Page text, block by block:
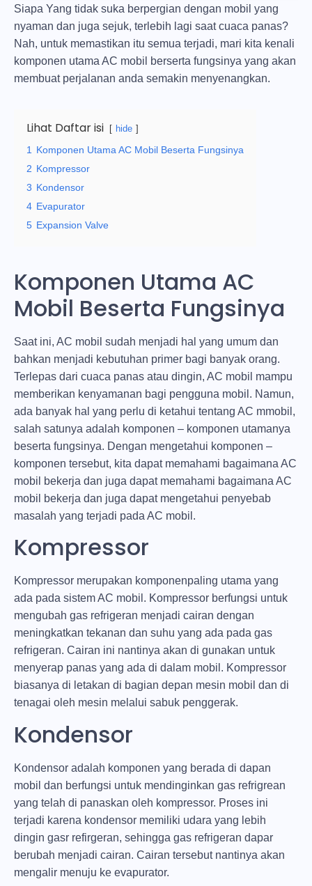
Siapa Yang tidak suka berpergian dengan mobil yang
nyaman dan juga sejuk, terlebih lagi saat cuaca panas?
Nah, untuk memastikan itu semua terjadi, mari kita kenali
komponen utama AC mobil berserta fungsinya yang akan
membuat perjalanan anda semakin menyenangkan.
Lihat Daftar isi hide
1
Komponen Utama AC Mobil Beserta Fungsinya
2 Kompressor
3 Kondensor
4 Evapurator
5 Expansion Valve
Komponen Utama AC
Mobil Beserta Fungsinya
Saat ini, AC mobil sudah menjadi hal yang umum dan
bahkan menjadi kebutuhan primer bagi banyak orang.
Terlepas dari cuaca panas atau dingin, AC mobil mampu
memberikan kenyamanan bagi pengguna mobil. Namun,
ada banyak hal yang perlu di ketahui tentang AC mmobil,
salah satunya adalah komponen – komponen utamanya
beserta fungsinya. Dengan mengetahui komponen –
komponen tersebut, kita dapat memahami bagaimana AC
mobil bekerja dan juga dapat memahami bagaimana AC
mobil bekerja dan juga dapat mengetahui penyebab
masalah yang terjadi pada AC mobil.
Kompressor
Kompressor merupakan komponenpaling utama yang
ada pada sistem AC mobil. Kompressor berfungsi untuk
mengubah gas refrigeran menjadi cairan dengan
meningkatkan tekanan dan suhu yang ada pada gas
refrigeran. Cairan ini nantinya akan di gunakan untuk
menyerap panas yang ada di dalam mobil. Kompressor
biasanya di letakan di bagian depan mesin mobil dan di
tenagai oleh mesin melalui sabuk penggerak.
Kondensor
Kondensor adalah komponen yang berada di dapan
mobil dan berfungsi untuk mendinginkan gas refrigrean
yang telah di panaskan oleh kompressor. Proses ini
terjadi karena kondensor memiliki udara yang lebih
dingin gasr refirgeran, sehingga gas refrigeran dapar
berubah menjadi cairan. Cairan tersebut nantinya akan
mengalir menuju ke evapurator.